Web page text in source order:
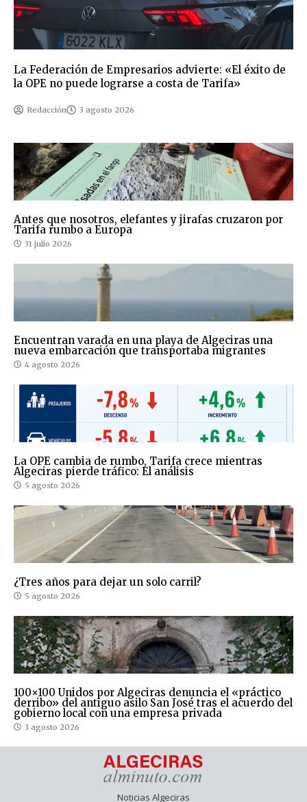
La Federación de Empresarios advierte: «El éxito de
la OPE no puede lograrse a costa de Tarifa»
Redacción 3 agosto 2026
Antes que nosotros, elefantes y jirafas cruzaron por
Tarifa rumbo a Europa
31 julio 2026
Encuentran varada en una playa de Algeciras una
nueva embarcación que transportaba migrantes
4 agosto 2026
La OPE cambia de rumbo, Tarifa crece mientras
Algeciras pierde tráfico: El análisis
5 agosto 2026
¿Tres años para dejar un solo carril?
5 agosto 2026
100×100 Unidos por Algeciras denuncia el «práctico
derribo» del antiguo asilo San José tras el acuerdo del
gobierno local con una empresa privada
3 agosto 2026
Noticias Algeciras